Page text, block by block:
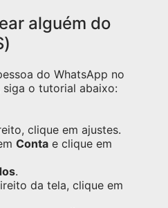
alguém do
do WhatsApp no
siga o tutorial abaixo:
clique em ajustes.
Conta e clique em
.
da tela, clique em